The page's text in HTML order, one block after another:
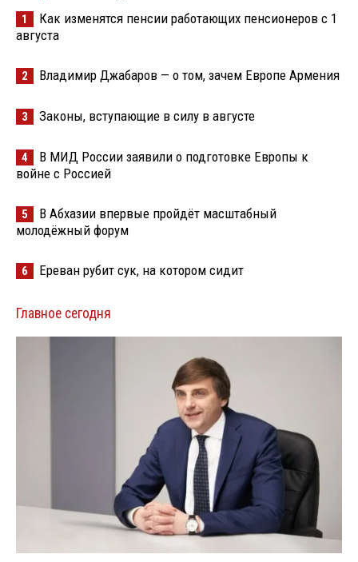
1
Как изменятся пенсии работающих пенсионеров с 1
августа
2 Владимир Джабаров — о том, зачем Европе Армения
3 Законы, вступающие в силу в августе
4
В МИД России заявили о подготовке Европы к
войне с Россией
5
В Абхазии впервые пройдёт масштабный
молодёжный форум
6 Ереван рубит сук, на котором сидит
Главное сегодня